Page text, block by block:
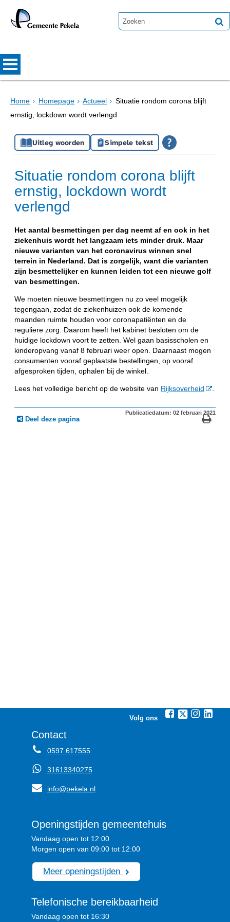
Home Homepage Actueel
Situatie rondom corona blijft
ernstig, lockdown wordt verlengd
Uitleg woorden Simpele tekst
Situatie rondom corona blijft
ernstig, lockdown wordt
verlengd
Het aantal besmettingen per dag neemt af en ook in het
ziekenhuis wordt het langzaam iets minder druk. Maar
nieuwe varianten van het coronavirus winnen snel
terrein in Nederland. Dat is zorgelijk, want die varianten
zijn besmettelijker en kunnen leiden tot een nieuwe golf
van besmettingen.
We moeten nieuwe besmettingen nu zo veel mogelijk
tegengaan, zodat de ziekenhuizen ook de komende
maanden ruimte houden voor coronapatiënten en de
reguliere zorg. Daarom heeft het kabinet besloten om de
huidige lockdown voort te zetten. Wel gaan basisscholen en
kinderopvang vanaf 8 februari weer open. Daarnaast mogen
consumenten vooraf geplaatste bestellingen, op vooraf
afgesproken tijden, ophalen bij de winkel.
Lees het volledige bericht op de website van Rijksoverheid
Deel deze pagina
Publicatiedatum: 02 februari 2021
Volg ons
Contact
0597 617555
31613340275
info@pekela.nl
Openingstijden gemeentehuis
Vandaag open tot 12:00
Morgen open van 09:00 tot 12:00
Meer openingstijden
Telefonische bereikbaarheid
Vandaag open tot 16:30